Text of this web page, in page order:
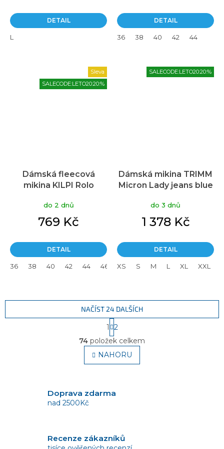
DETAIL
L
DETAIL
36 38 40 42 44
Sleva
SALECODE:LETO20:20:%
Dámská fleecová
mikina KILPI Rolo
do 2 dnů
769 Kč
DETAIL
36 38 40 42 44 46
SALECODE:LETO20:20:%
Dámská mikina TRIMM
Micron Lady jeans blue
do 3 dnů
1 378 Kč
DETAIL
XS S M L XL XXL
O
v
l
á
c
k
NAČÍST 24 DALŠÍCH
S
t
r
á
n
k
á
n
1
2
74 položek celkem
NAHORU
Doprava zdarma
nad 2500Kč
Recenze zákazníků